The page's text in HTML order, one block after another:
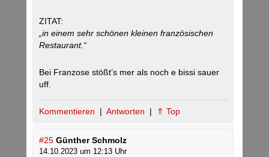
ZITAT:
„in einem sehr schönen kleinen französischen
Restaurant.“
Bei Franzose stößt’s mer als noch e bissi sauer
uff.
Kommentieren | Antworten | ⇑ Top
#25 Günther Schmolz
14.10.2023 um 12:13 Uhr